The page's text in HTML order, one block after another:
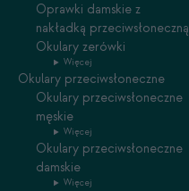
Oprawki damskie z
nakładką przeciwsłoneczną
Okulary zerówki
Więcej
Okulary przeciwsłoneczne
Okulary przeciwsłoneczne
męskie
Więcej
Okulary przeciwsłoneczne
damskie
Więcej